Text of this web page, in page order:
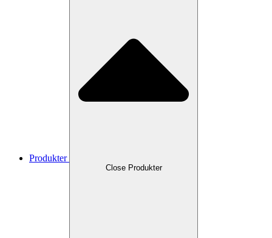
Produkter
Close Produkter